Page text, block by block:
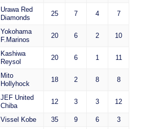
Urawa Red
Diamonds
25 7 4 7
Yokohama
F.Marinos
20 6 2 10
Kashiwa
Reysol
20 6 1 11
Mito
Hollyhock
18 2 8 8
JEF United
Chiba
12 3 3 12
Vissel Kobe 35 9 6 3